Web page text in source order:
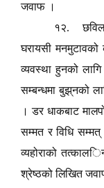
जवाफ ।
१२.
घरायसी
व्यवस्था हुनको
सम्बन्धमाबुझ्नको
। डर धाकबाट
सम्मत र विधि
व्यहोराको तत्कालि
श्रेष्ठको लिखित